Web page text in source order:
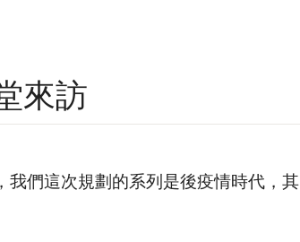
來訪
們這次規劃的系列是後疫情時代，其